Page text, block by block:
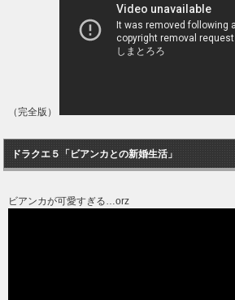
（完全版）
ドラクエ５「ビアンカとの新婚生活」
ビアンカが可愛すぎる…orz